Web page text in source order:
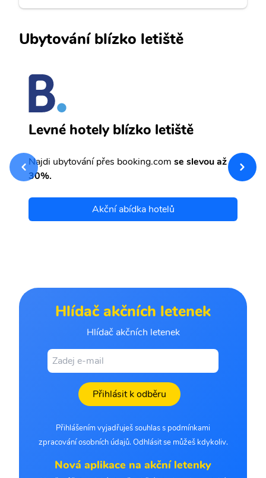
Ubytování blízko letiště
Levné hotely blízko letiště
Najdi ubytování přes booking.com se slevou až
30%.
Akční abídka hotelů
Hlídač akčních letenek
Hlídač akčních letenek
Přihlásit k odběru
Přihlášením vyjadřuješ souhlas s podmínkami
zpracování osobních údajů. Odhlásit se můžeš kdykoliv.
Nová aplikace na akční letenky